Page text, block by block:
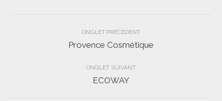
Navigation
commentaire
ONGLET PRÉCÉDENT
Onglet
Provence Cosmétique
ONGLET SUIVANT
Projets
ECOWAY